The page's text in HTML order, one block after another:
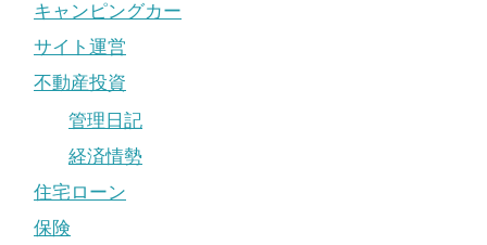
キャンピングカー
サイト運営
不動産投資
管理日記
経済情勢
住宅ローン
保険